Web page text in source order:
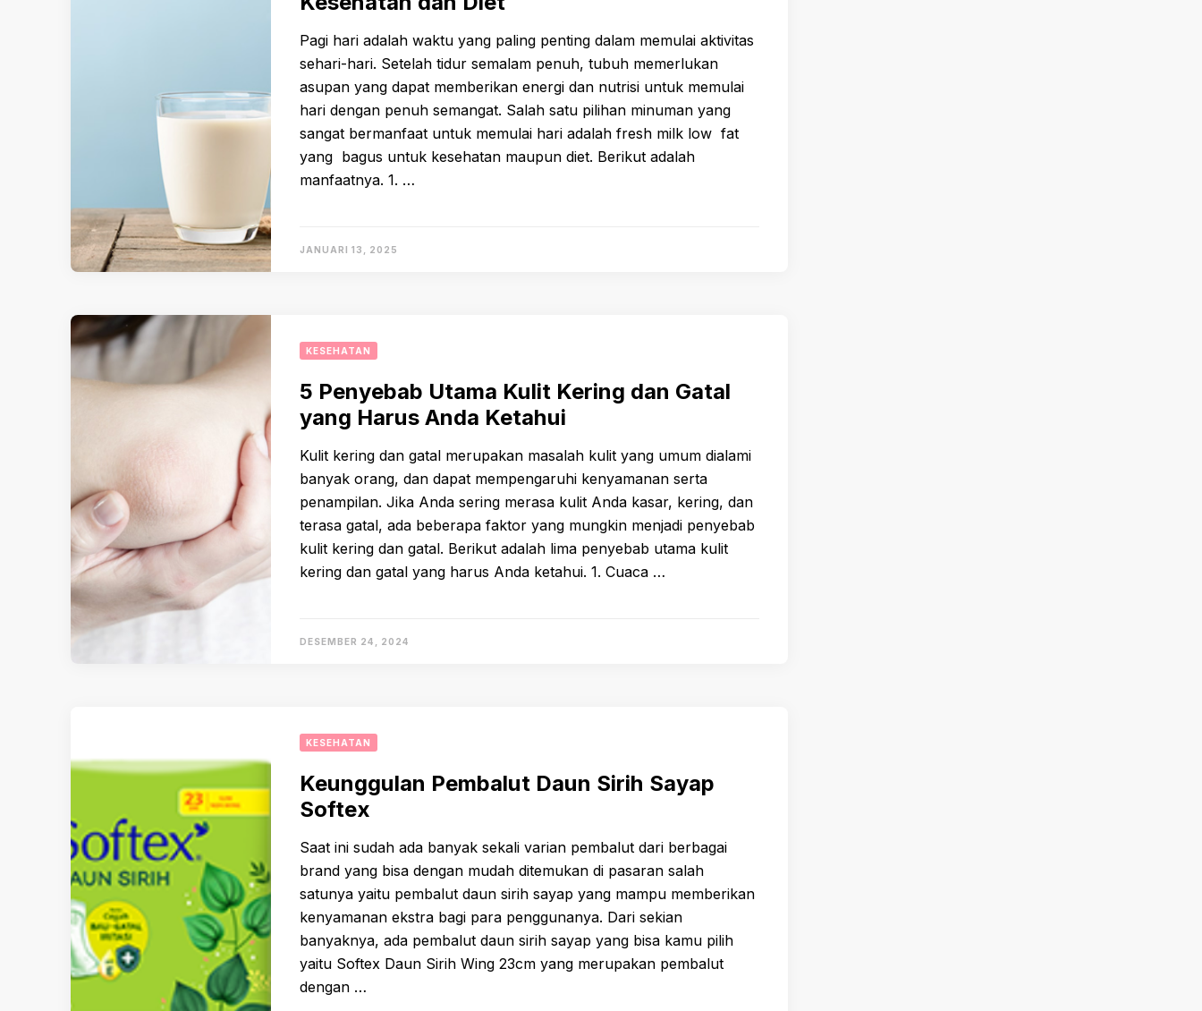
Pagi hari adalah waktu yang paling penting dalam memulai aktivitas
sehari-hari. Setelah tidur semalam penuh, tubuh memerlukan
asupan yang dapat memberikan energi dan nutrisi untuk memulai
hari dengan penuh semangat. Salah satu pilihan minuman yang
sangat bermanfaat untuk memulai hari adalah fresh milk low fat
yang bagus untuk kesehatan maupun diet. Berikut adalah
manfaatnya. 1. …
JANUARI 13, 2025
KESEHATAN
5 Penyebab Utama Kulit Kering dan Gatal
yang Harus Anda Ketahui
Kulit kering dan gatal merupakan masalah kulit yang umum dialami
banyak orang, dan dapat mempengaruhi kenyamanan serta
penampilan. Jika Anda sering merasa kulit Anda kasar, kering, dan
terasa gatal, ada beberapa faktor yang mungkin menjadi penyebab
kulit kering dan gatal. Berikut adalah lima penyebab utama kulit
kering dan gatal yang harus Anda ketahui. 1. Cuaca …
DESEMBER 24, 2024
KESEHATAN
Keunggulan Pembalut Daun Sirih Sayap
Softex
Saat ini sudah ada banyak sekali varian pembalut dari berbagai
brand yang bisa dengan mudah ditemukan di pasaran salah
satunya yaitu pembalut daun sirih sayap yang mampu memberikan
kenyamanan ekstra bagi para penggunanya. Dari sekian
banyaknya, ada pembalut daun sirih sayap yang bisa kamu pilih
yaitu Softex Daun Sirih Wing 23cm yang merupakan pembalut
dengan …